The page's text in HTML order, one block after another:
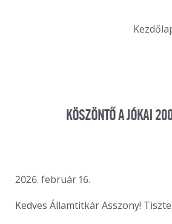
KÖSZÖNTŐ A JÓKAI
2026. február 16.
Kedves Államtitkár Asszony!